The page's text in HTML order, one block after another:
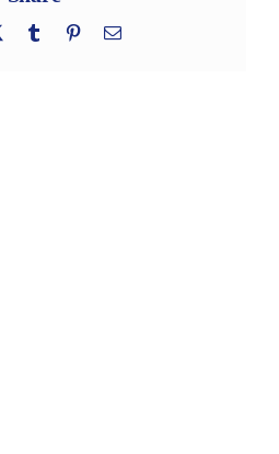
X Tumblr Pinterest
電